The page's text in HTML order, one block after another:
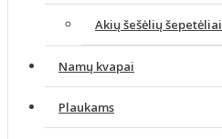
Akių šešėlių šepetėliai
Namų kvapai
Plaukams